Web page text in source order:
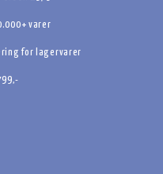
varer
for lagervarer